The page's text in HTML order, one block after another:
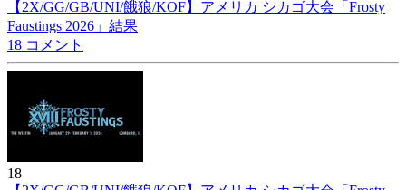
【2X/GG/GB/UNI/餓狼/KOF】アメリカ シカゴ大会「Frosty
Faustings 2026」結果
18 コメント
18